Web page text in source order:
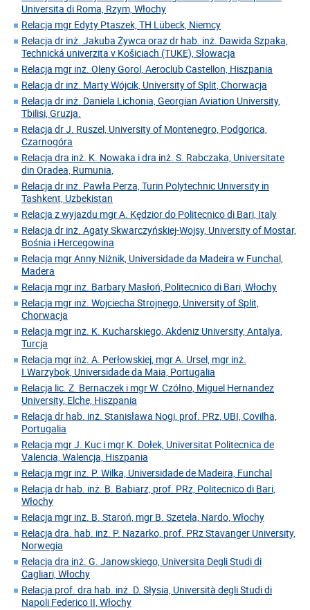
Universita di Roma, Rzym, Włochy
Relacja mgr Edyty Ptaszek, TH Lübeck, Niemcy
Relacja dr inż. Jakuba Żywca oraz dr hab. inż. Dawida Szpaka,
Technická univerzita v Košiciach (TUKE), Słowacja
Relacja mgr inż. Oleny Gorol, Aeroclub Castellon, Hiszpania
Relacja dr inż. Marty Wójcik, University of Split, Chorwacja
Relacja dr inż. Daniela Lichonia, Georgian Aviation University,
Tbilisi, Gruzja.
Relacja dr J. Ruszel, University of Montenegro, Podgorica,
Czarnogóra
Relacja dra inż. K. Nowaka i dra inż. S. Rabczaka, Universitate
din Oradea, Rumunia,
Relacja dr inż. Pawła Perza, Turin Polytechnic University in
Tashkent, Uzbekistan
Relacja z wyjazdu mgr A. Kędzior do Politecnico di Bari, Italy
Relacja dr inż. Agaty Skwarczyńskiej-Wojsy, University of Mostar,
Bośnia i Hercegowina
Relacja mgr Anny Niżnik, Universidade da Madeira w Funchal,
Madera
Relacja mgr inż. Barbary Masłoń, Politecnico di Bari, Włochy
Relacja mgr inż. Wojciecha Strojnego, University of Split,
Chorwacja
Relacja mgr inż. K. Kucharskiego, Akdeniz University, Antalya,
Turcja
Relacja mgr inż. A. Perłowskiej, mgr A. Ursel, mgr inż.
I.Warzybok, Universidade da Maia, Portugalia
Relacja lic. Z. Bernaczek i mgr W. Czółno, Miguel Hernandez
University, Elche, Hiszpania
Relacja dr hab. inż. Stanisława Nogi, prof. PRz, UBI, Covilha,
Portugalia
Relacja mgr J. Kuc i mgr K. Dołek, Universitat Politecnica de
Valencia, Walencja, Hiszpania
Relacja mgr inż. P. Wilka, Universidade de Madeira, Funchal
Relacja dr hab. inż. B. Babiarz, prof. PRz, Politecnico di Bari,
Włochy
Relacja mgr inż. B. Staroń, mgr B. Szetela, Nardo, Włochy
Relacja dra. hab. inż. P. Nazarko, prof. PRz Stavanger University,
Norwegia
Relacja dra inż. G. Janowskiego, Universita Degli Studi di
Cagliari, Włochy
Relacja prof. dra hab. inż. D. Słysia, Università degli Studi di
Napoli Federico II, Włochy